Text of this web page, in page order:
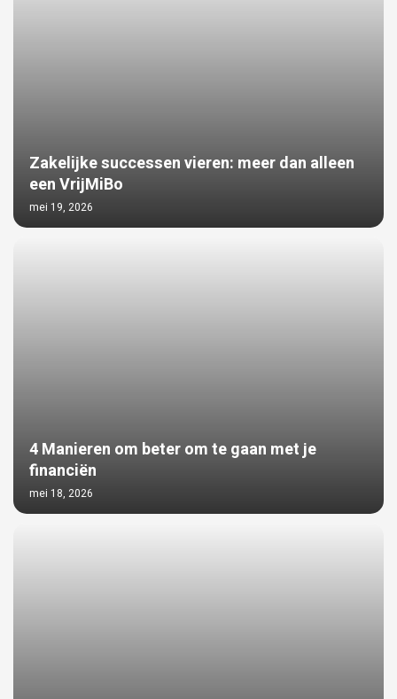
Zakelijke successen vieren: meer dan alleen
een VrijMiBo
mei 19, 2026
4 Manieren om beter om te gaan met je
financiën
mei 18, 2026